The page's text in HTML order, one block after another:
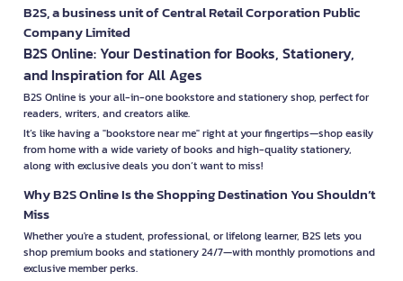
B2S, a business unit of Central Retail Corporation Public
Company Limited
B2S Online: Your Destination for Books, Stationery,
and Inspiration for All Ages
B2S Online is your all-in-one bookstore and stationery shop, perfect for
readers, writers, and creators alike.
It’s like having a "bookstore near me" right at your fingertips—shop easily
from home with a wide variety of books and high-quality stationery,
along with exclusive deals you don’t want to miss!
Why B2S Online Is the Shopping Destination You Shouldn’t
Miss
Whether you're a student, professional, or lifelong learner, B2S lets you
shop premium books and stationery 24/7—with monthly promotions and
exclusive member perks.